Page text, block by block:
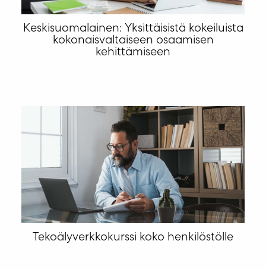
Keskisuomalainen: Yksittäisistä kokeiluista
kokonaisvaltaiseen osaamisen
kehittämiseen
Tekoälyverkkokurssi koko henkilöstölle